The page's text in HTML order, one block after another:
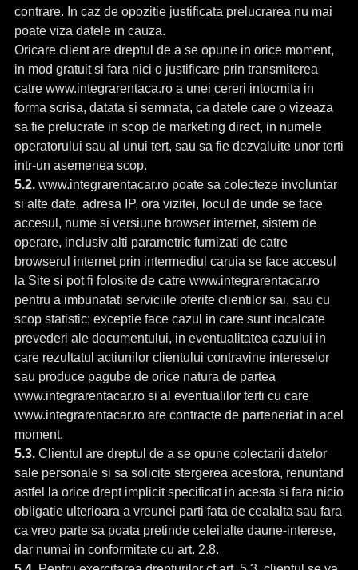
contrare. In caz de opozitie justificata prelucrarea nu mai
poate viza datele in cauza.
Oricare client are dreptul de a se opune in orice moment,
in mod gratuit si fara nici o justificare prin transmiterea
catre www.integrarentaca.ro a unei cereri intocmita in
forma scrisa, datata si semnata, ca datele care o vizeaza
sa fie prelucrate in scop de marketing direct, in numele
operatorului sau al unui tert, sau sa fie dezvaluite unor terti
intr-un asemenea scop.
5.2.www.integrarentacar.ro poate sa colecteze involuntar
si alte date, adresa IP, ora vizitei, locul de unde se face
accesul, nume si versiune browser internet, sistem de
operare, inclusiv alti parametric furnizati de catre
browserul internet prin intermediul caruia se face accesul
la Site si pot fi folosite de catre www.integrarentacar.ro
pentru a imbunatati serviciile oferite clientilor sai, sau cu
scop statistic; exceptie face cazul in care sunt incalcate
prevederi ale documentului, in eventualitatea cazului in
care rezultatul actiunilor clientului contravine intereselor
sau produce pagube de orice natura de partea
www.integrarentacar.ro si al eventualilor terti cu care
www.integrarentacar.ro are contracte de parteneriat in acel
moment.
5.3.Clientul are dreptul de a se opune colectarii datelor
sale personale si sa solicite stergerea acestora, renuntand
astfel la orice drept implicit specificat in acesta si fara nicio
obligatie ulterioara a vreunei parti fata de cealalta sau fara
ca vreo parte sa poata pretinde celeilalte daune-interese,
dar numai in conformitate cu art. 2.8.